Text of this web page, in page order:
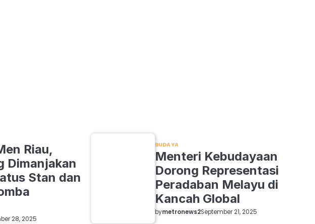
Riau,
Dimanjakan
Stan dan
28, 2025
BUDAYA
Menteri Kebudayaan
Dorong Representasi
Peradaban Melayu di
Kancah Global
bymetronews2September 21, 2025